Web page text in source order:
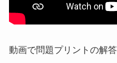
動画で問題プリントの解